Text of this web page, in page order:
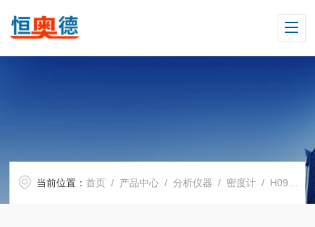
当前位置：首页 / 产品中心 /分析仪器 / 密度计 / H09001粉末真密度专用电子密度计